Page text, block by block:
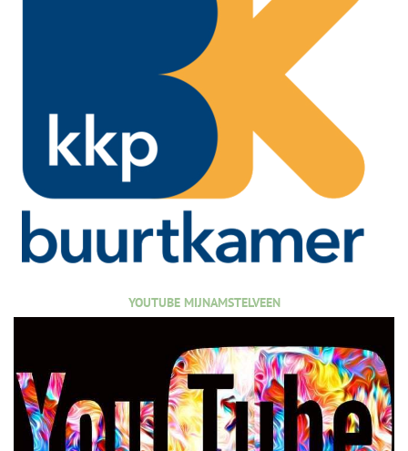
YOUTUBE MIJNAMSTELVEEN